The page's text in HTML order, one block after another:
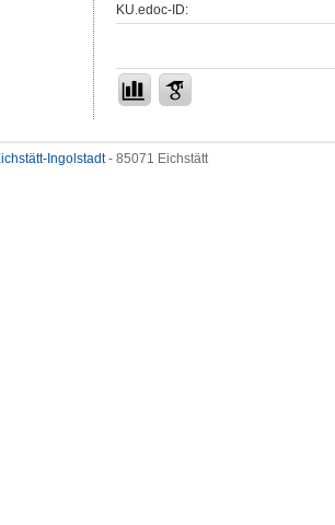
KU.edoc-ID:
Ingolstadt- 85071 Eichstätt